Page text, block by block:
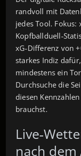
randvoll mit
jedes Tool. Fokus:
xG‑Differenz von
starkes Indiz
mindestens ein
Durchsuche die
diesen
brauchst.
nach